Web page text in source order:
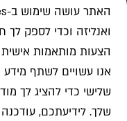
אביזרי טעינה
עמדות דרך יבואני
פתרונות לעסקים
רשת ON לטעינת רכבים חשמליים
ניהול צי רכב
נדל"ן מסחרי לרשת
רשויות ומכרזים
פתרונות ניהול
פתרונות טעינה
מידע שימושי
איתור עמדה ב-ON
אישורים נדרשים
מסמך גילוי
תעודות אחריות
מאגרי מידע
אודות
ביטול עסקה
ואנליזה וכדי לספק לך
הצעות מותאמות
אנו עשויים לשתף
שלישי כדי להציג לך
שלך. לידיעתכם,